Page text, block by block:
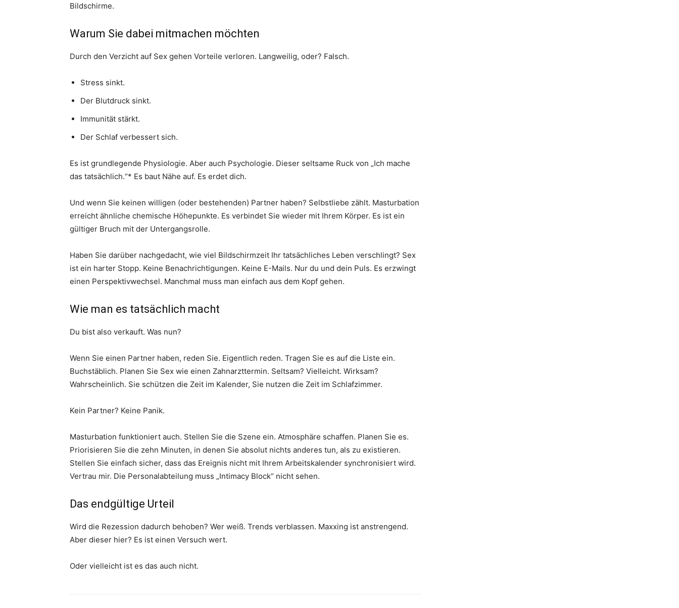
Bildschirme.
Warum Sie dabei mitmachen möchten
Durch den Verzicht auf Sex gehen Vorteile verloren. Langweilig, oder? Falsch.
Stress sinkt.
Der Blutdruck sinkt.
Immunität stärkt.
Der Schlaf verbessert sich.
Es ist grundlegende Physiologie. Aber auch Psychologie. Dieser seltsame Ruck von „Ich mache
das tatsächlich.“* Es baut Nähe auf. Es erdet dich.
Und wenn Sie keinen willigen (oder bestehenden) Partner haben? Selbstliebe zählt. Masturbation
erreicht ähnliche chemische Höhepunkte. Es verbindet Sie wieder mit Ihrem Körper. Es ist ein
gültiger Bruch mit der Untergangsrolle.
Haben Sie darüber nachgedacht, wie viel Bildschirmzeit Ihr tatsächliches Leben verschlingt? Sex
ist ein harter Stopp. Keine Benachrichtigungen. Keine E-Mails. Nur du und dein Puls. Es erzwingt
einen Perspektivwechsel. Manchmal muss man einfach aus dem Kopf gehen.
Wie man es tatsächlich macht
Du bist also verkauft. Was nun?
Wenn Sie einen Partner haben, reden Sie. Eigentlich reden. Tragen Sie es auf die Liste ein.
Buchstäblich. Planen Sie Sex wie einen Zahnarzttermin. Seltsam? Vielleicht. Wirksam?
Wahrscheinlich. Sie schützen die Zeit im Kalender, Sie nutzen die Zeit im Schlafzimmer.
Kein Partner? Keine Panik.
Masturbation funktioniert auch. Stellen Sie die Szene ein. Atmosphäre schaffen. Planen Sie es.
Priorisieren Sie die zehn Minuten, in denen Sie absolut nichts anderes tun, als zu existieren.
Stellen Sie einfach sicher, dass das Ereignis nicht mit Ihrem Arbeitskalender synchronisiert wird.
Vertrau mir. Die Personalabteilung muss „Intimacy Block“ nicht sehen.
Das endgültige Urteil
Wird die Rezession dadurch behoben? Wer weiß. Trends verblassen. Maxxing ist anstrengend.
Aber dieser hier? Es ist einen Versuch wert.
Oder vielleicht ist es das auch nicht.